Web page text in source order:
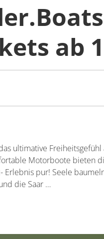
ab
ultimative
Motorboote bieten
pur! Seele
die Saar …